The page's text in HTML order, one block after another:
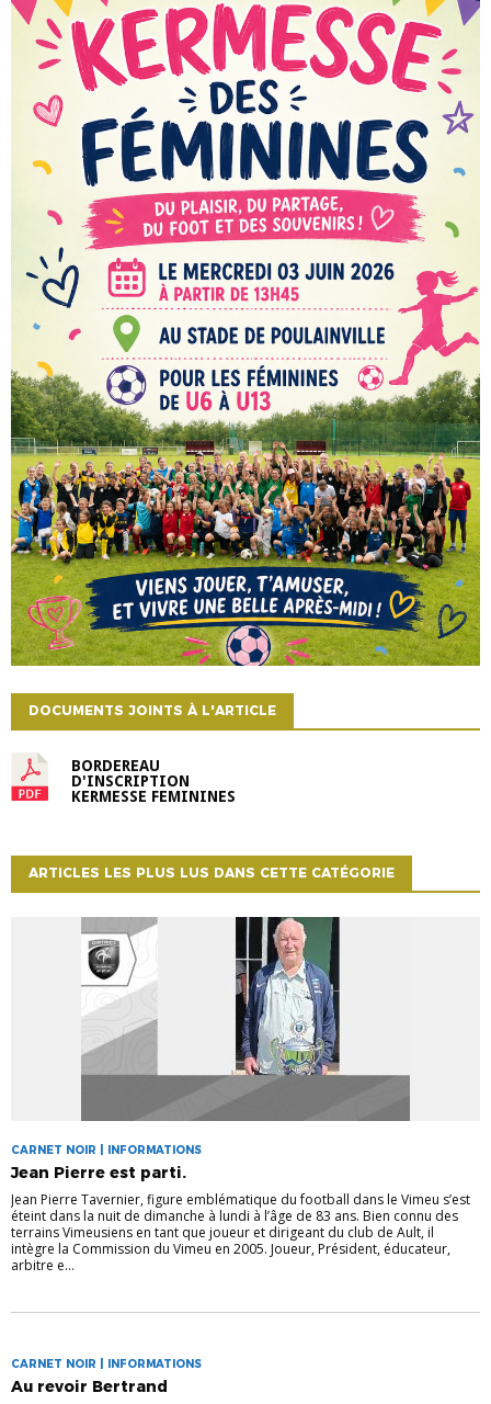
DOCUMENTS JOINTS À L'ARTICLE
BORDEREAU
D'INSCRIPTION
KERMESSE FEMININES
ARTICLES LES PLUS LUS DANS CETTE CATÉGORIE
CARNET NOIR | INFORMATIONS
Jean Pierre est parti.
Jean Pierre Tavernier, figure emblématique du football dans le Vimeu s’est
éteint dans la nuit de dimanche à lundi à l’âge de 83 ans. Bien connu des
terrains Vimeusiens en tant que joueur et dirigeant du club de Ault, il
intègre la Commission du Vimeu en 2005. Joueur, Président, éducateur,
arbitre e...
CARNET NOIR | INFORMATIONS
Au revoir Bertrand